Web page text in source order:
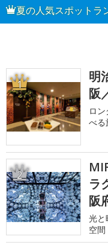
夏の人気スポットラ
1
明
阪
ロ
べる
2
ラ
阪
光と
空間